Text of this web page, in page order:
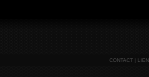
CONTACT |